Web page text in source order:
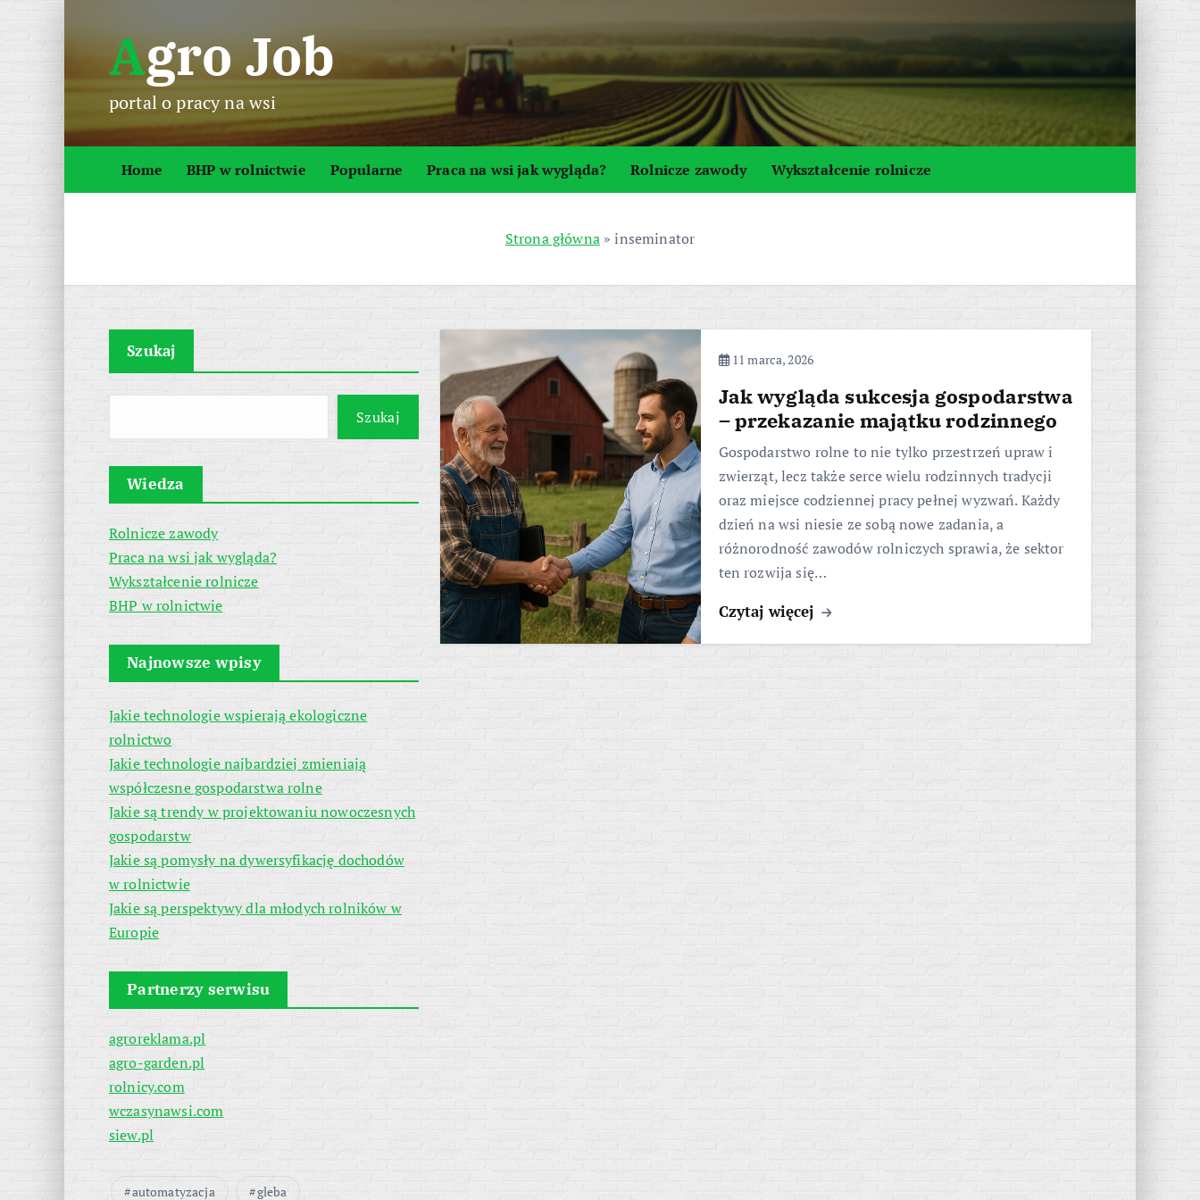
p
o
Agro Job
portal o pracy na wsi
Home BHP w rolnictwie Popularne Praca na wsi jak wygląda? Rolnicze zawody Wykształcenie rolnicze
Strona główna»inseminator
Szukaj
Szukaj
Wiedza
Rolnicze zawody
Praca na wsi jak wygląda?
Wykształcenie rolnicze
BHP w rolnictwie
Najnowsze wpisy
Jakie technologie wspierają ekologiczne
rolnictwo
Jakie technologie najbardziej zmieniają
współczesne gospodarstwa rolne
Jakie są trendy w projektowaniu nowoczesnych
gospodarstw
Jakie są pomysły na dywersyfikację dochodów
w rolnictwie
Jakie są perspektywy dla młodych rolników w
Europie
Partnerzy serwisu
agroreklama.pl
agro-garden.pl
rolnicy.com
wczasynawsi.com
siew.pl
automatyzacja gleba
11 marca, 2026
Jak wygląda sukcesja gospodarstwa
– przekazanie majątku rodzinnego
Gospodarstwo rolne to nie tylko przestrzeń upraw i
zwierząt, lecz także serce wielu rodzinnych tradycji
oraz miejsce codziennej pracy pełnej wyzwań. Każdy
dzień na wsi niesie ze sobą nowe zadania, a
różnorodność zawodów rolniczych sprawia, że sektor
ten rozwija się…
Czytaj więcej